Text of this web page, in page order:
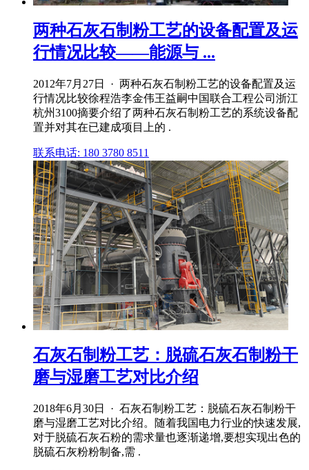
两种石灰石制粉工艺的设备配置及运
行情况比较——能源与 ...
2012年7月27日 · 两种石灰石制粉工艺的设备配置及运
行情况比较徐程浩李金伟王益嗣中国联合工程公司浙江
杭州3100摘要介绍了两种石灰石制粉工艺的系统设备配
置并对其在已建成项目上的 .
联系电话: 180 3780 8511
石灰石制粉工艺：脱硫石灰石制粉干
磨与湿磨工艺对比介绍
2018年6月30日 · 石灰石制粉工艺：脱硫石灰石制粉干
磨与湿磨工艺对比介绍。随着我国电力行业的快速发展,
对于脱硫石灰石粉的需求量也逐渐递增,要想实现出色的
脱硫石灰粉粉制备,需 .